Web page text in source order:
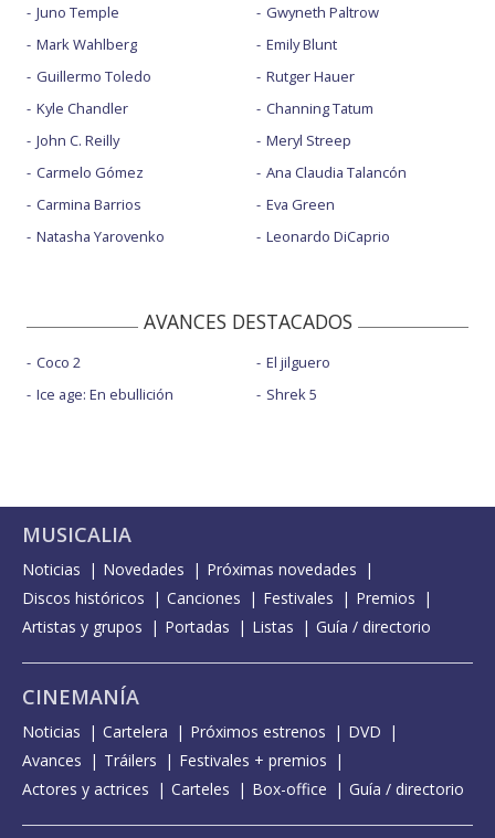
Juno Temple
Mark Wahlberg
Guillermo Toledo
Kyle Chandler
John C. Reilly
Carmelo Gómez
Carmina Barrios
Natasha Yarovenko
Gwyneth Paltrow
Emily Blunt
Rutger Hauer
Channing Tatum
Meryl Streep
Ana Claudia Talancón
Eva Green
Leonardo DiCaprio
AVANCES DESTACADOS
Coco 2
Ice age: En ebullición
El jilguero
Shrek 5
MUSICALIA
Noticias Novedades
Próximas novedades
Discos históricos
Canciones Festivales
Premios
Artistas y grupos
Portadas Listas Guía / directorio
CINEMANÍA
Noticias Cartelera Próximos estrenos
DVD
Avances
Tráilers
Festivales + premios
Actores y actrices
Carteles Box-office Guía / directorio